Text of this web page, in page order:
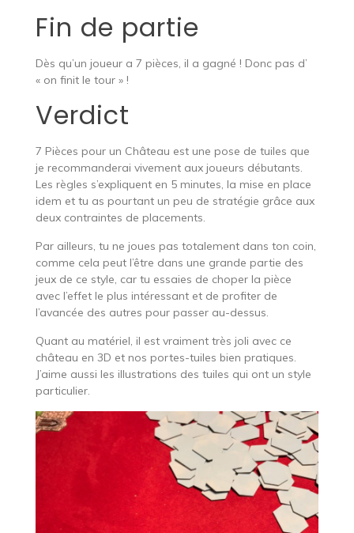
Fin de partie
Dès qu’un joueur a 7 pièces, il a gagné ! Donc pas d’
« on finit le tour » !
Verdict
7 Pièces pour un Château est une pose de tuiles que
je recommanderai vivement aux joueurs débutants.
Les règles s’expliquent en 5 minutes, la mise en place
idem et tu as pourtant un peu de stratégie grâce aux
deux contraintes de placements.
Par ailleurs, tu ne joues pas totalement dans ton coin,
comme cela peut l’être dans une grande partie des
jeux de ce style, car tu essaies de choper la pièce
avec l’effet le plus intéressant et de profiter de
l’avancée des autres pour passer au-dessus.
Quant au matériel, il est vraiment très joli avec ce
château en 3D et nos portes-tuiles bien pratiques.
J’aime aussi les illustrations des tuiles qui ont un style
particulier.